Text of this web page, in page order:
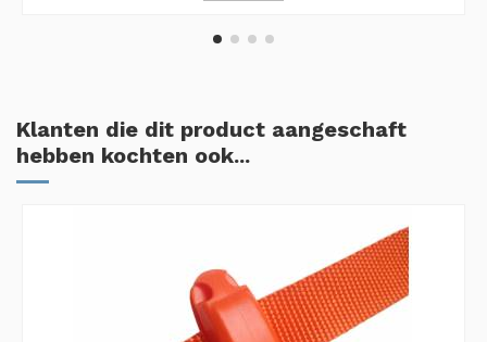
Klanten die dit product aangeschaft
hebben kochten ook...